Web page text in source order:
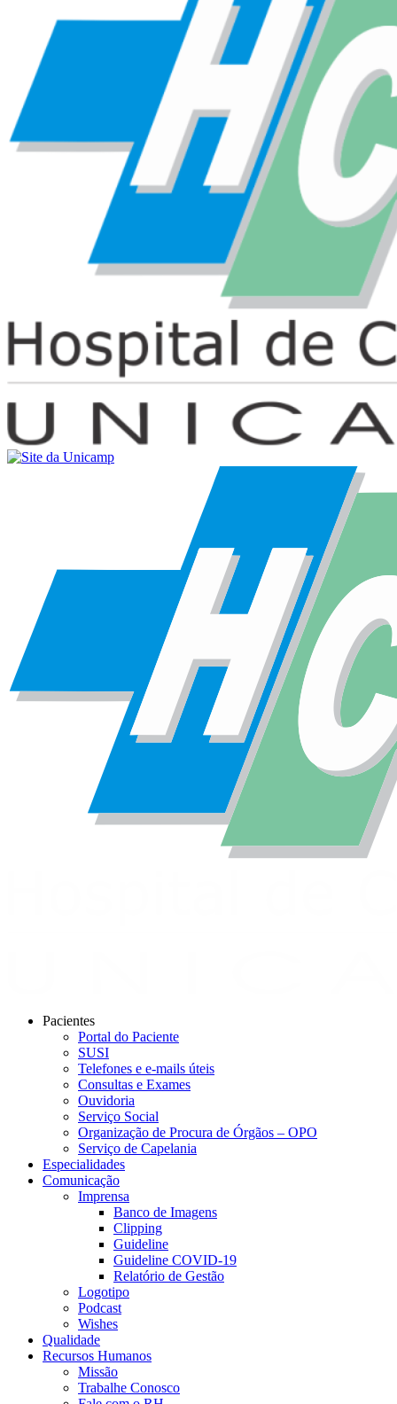
Pacientes
Portal do Paciente
SUSI
Telefones e e-mails úteis
Consultas e Exames
Ouvidoria
Serviço Social
Organização de Procura de Órgãos – OPO
Serviço de Capelania
Especialidades
Comunicação
Imprensa
Banco de Imagens
Clipping
Guideline
Guideline COVID-19
Relatório de Gestão
Logotipo
Podcast
Wishes
Qualidade
Recursos Humanos
Missão
Trabalhe Conosco